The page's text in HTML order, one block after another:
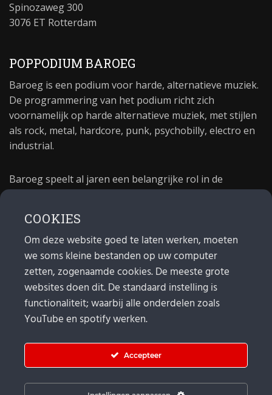
Spinozaweg 300
3076 ET Rotterdam
POPPODIUM BAROEG
Baroeg is een podium voor harde, alternatieve muziek.
De programmering van het podium richt zich
voornamelijk op harde alternatieve muziek, met stijlen
als rock, metal, hardcore, punk, psychobilly, electro en
industrial.
Baroeg speelt al jaren een belangrijke rol in de
poppodium 40 jaar.
MAIL
Algemeen: info@baroeg.nl
Bands & boeking: leon@baroeg.nl
Promotie & publiciteit: francis@baroeg.nl
COOKIES
Om deze website goed te laten werken, moeten
we soms kleine bestanden op uw computer
zetten, zogenaamde cookies. De meeste grote
websites doen dit. De standaard instelling is
functionaliteit; waarbij alle onderdelen zoals
YouTube en spotify werken.
Accepteer